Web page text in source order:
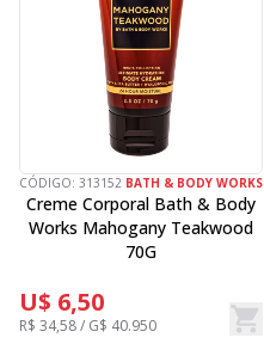
CÓDIGO: 313152 BATH & BODY WORKS
Creme Corporal Bath & Body
Works Mahogany Teakwood
70G
U$ 6,50
R$ 34,58 / G$ 40.950